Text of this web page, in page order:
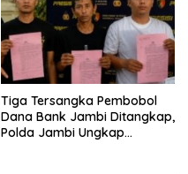
Tiga Tersangka Pembobol
Dana Bank Jambi Ditangkap,
Polda Jambi Ungkap